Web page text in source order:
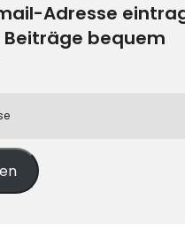
Adresse
Beiträge bequem